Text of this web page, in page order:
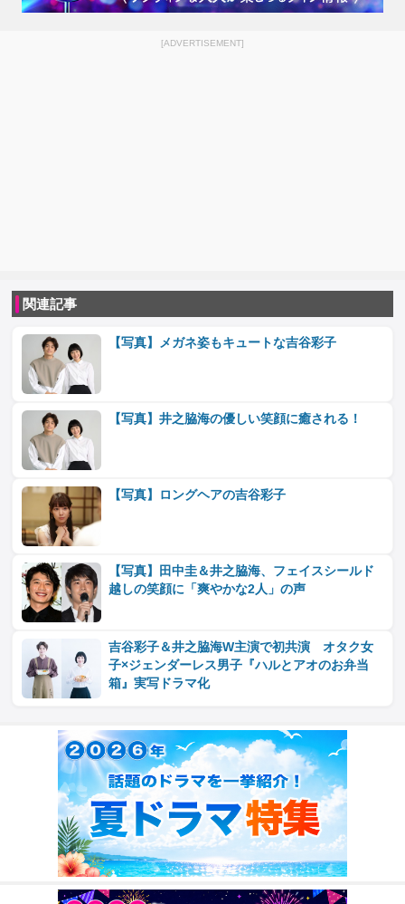
[ADVERTISEMENT]
関連記事
【写真】メガネ姿もキュートな吉谷彩子
【写真】井之脇海の優しい笑顔に癒される！
【写真】ロングヘアの吉谷彩子
【写真】田中圭＆井之脇海、フェイスシールド
越しの笑顔に「爽やかな2人」の声
吉谷彩子＆井之脇海W主演で初共演 オタク女
子×ジェンダーレス男子『ハルとアオのお弁当
箱』実写ドラマ化